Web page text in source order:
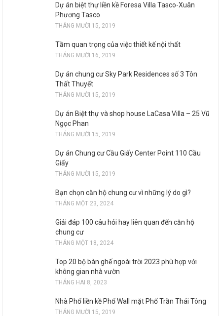
Dự án biệt thự liền kề Foresa Villa Tasco-Xuân
Phương Tasco
THÁNG MƯỜI 15, 2019
Tầm quan trọng của việc thiết kế nội thất
THÁNG MƯỜI 16, 2019
Dự án chung cư Sky Park Residences số 3 Tôn
Thất Thuyết
THÁNG MƯỜI 15, 2019
Dự án Biệt thự và shop house LaCasa Villa – 25 Vũ
Ngọc Phan
THÁNG MƯỜI 15, 2019
Dự án Chung cư Cầu Giấy Center Point 110 Cầu
Giấy
THÁNG MƯỜI 15, 2019
Bạn chọn căn hộ chung cư vì những lý do gì?
THÁNG MỘT 23, 2024
Giải đáp 100 câu hỏi hay liên quan đến căn hộ
chung cư
THÁNG MỘT 18, 2024
Top 20 bộ bàn ghế ngoài trời 2023 phù hợp với
không gian nhà vườn
THÁNG HAI 8, 2023
Nhà Phố liền kề Phố Wall mặt Phố Trần Thái Tông
THÁNG MƯỜI 15, 2019